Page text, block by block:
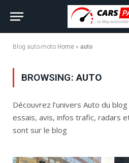
Blog auto-moto Home » auto
BROWSING:AUTO
Découvrez l’univers Auto du
essais, avis, infos trafic, radars
sont sur le blog